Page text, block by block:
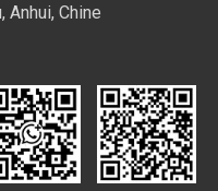
Anhui, Chine